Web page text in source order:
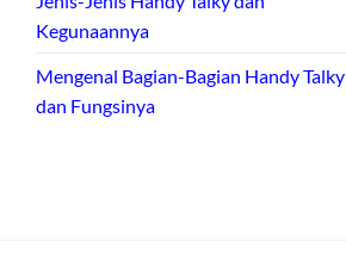
Kegunaannya
Mengenal Bagian-Bagian Handy Talky
dan Fungsinya